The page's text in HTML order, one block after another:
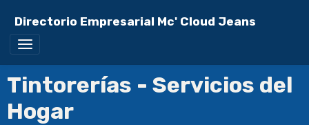
Directorio Empresarial Mc' Cloud Jeans
Tintorerías - Servicios del
Hogar